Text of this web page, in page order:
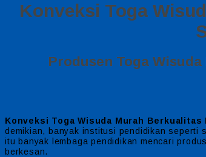
Konveksi Toga
Produsen Toga
Konveksi Toga Wisuda Murah Berkualitas
demikian, banyak institusi pendidikan seperti
itu banyak lembaga pendidikan mencari
berkesan.